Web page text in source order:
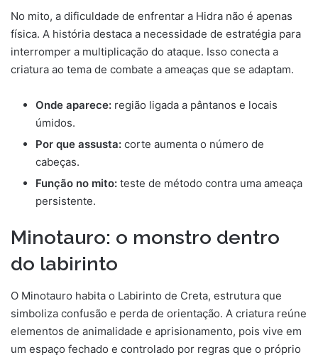
No mito, a dificuldade de enfrentar a Hidra não é apenas
física. A história destaca a necessidade de estratégia para
interromper a multiplicação do ataque. Isso conecta a
criatura ao tema de combate a ameaças que se adaptam.
Onde aparece: região ligada a pântanos e locais
úmidos.
Por que assusta: corte aumenta o número de
cabeças.
Função no mito: teste de método contra uma ameaça
persistente.
Minotauro: o monstro dentro
do labirinto
O Minotauro habita o Labirinto de Creta, estrutura que
simboliza confusão e perda de orientação. A criatura reúne
elementos de animalidade e aprisionamento, pois vive em
um espaço fechado e controlado por regras que o próprio